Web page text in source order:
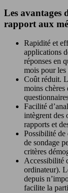
Les avantages
rapport aux
Rapidité et
applications
réponses en
mois pour les
Coût réduit.
moins chères
Facilité
intègrent des
rapports et
Possibilité de
de sondage
critères
Accessibilité
ordinateur).
depuis
facilite la